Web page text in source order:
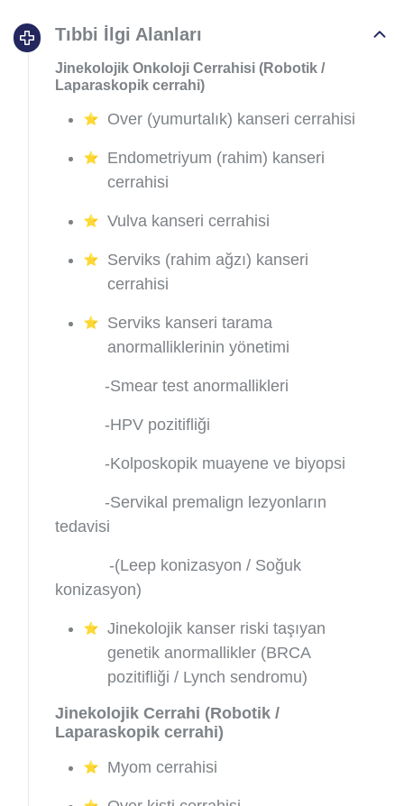
Tıbbi İlgi Alanları
Jinekolojik Onkoloji Cerrahisi (Robotik /
Laparaskopik cerrahi)
Over (yumurtalık) kanseri cerrahisi
Endometriyum (rahim) kanseri
cerrahisi
Vulva kanseri cerrahisi
Serviks (rahim ağzı) kanseri
cerrahisi
Serviks kanseri tarama
anormalliklerinin yönetimi
-Smear test anormallikleri
-HPV pozitifliği
-Kolposkopik muayene ve biyopsi
-Servikal premalign lezyonların
tedavisi
-(Leep konizasyon / Soğuk
konizasyon)
Jinekolojik kanser riski taşıyan
genetik anormallikler (BRCA
pozitifliği / Lynch sendromu)
Jinekolojik Cerrahi (Robotik /
Laparaskopik cerrahi)
Myom cerrahisi